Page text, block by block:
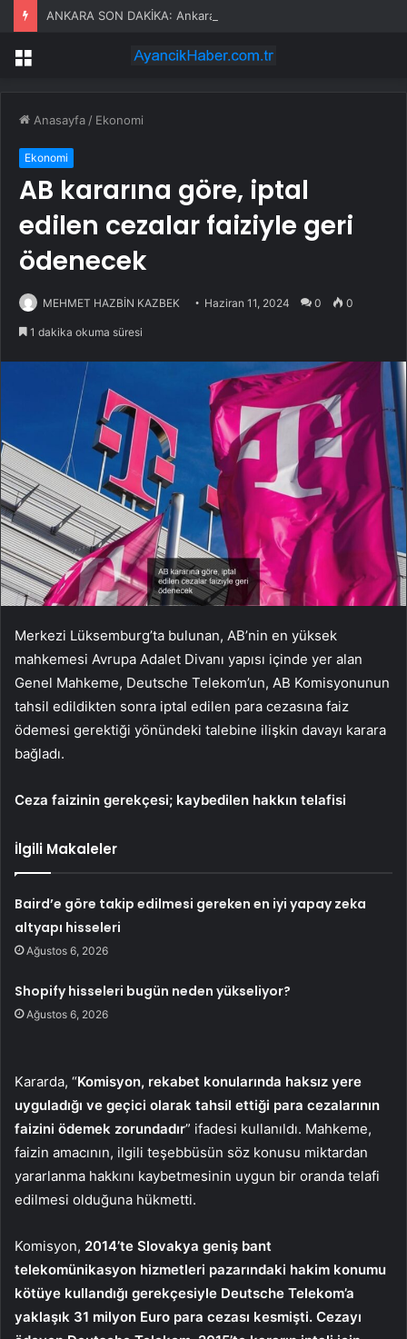
Menü
Anasayfa / Ekonomi
Ekonomi
AB kararına göre, iptal
edilen cezalar faiziyle geri
ödenecek
MEHMET HAZBİN KAZBEK Haziran 11, 2024 0 0
1 dakika okuma süresi
Merkezi Lüksemburg’ta bulunan, AB’nin en yüksek
mahkemesi Avrupa Adalet Divanı yapısı içinde yer alan
Genel Mahkeme, Deutsche Telekom’un, AB Komisyonunun
tahsil edildikten sonra iptal edilen para cezasına faiz
ödemesi gerektiği yönündeki talebine ilişkin davayı karara
bağladı.
Ceza faizinin gerekçesi; kaybedilen hakkın telafisi
İlgili Makaleler
Baird’e göre takip edilmesi gereken en iyi yapay zeka
altyapı hisseleri
Ağustos 6, 2026
Shopify hisseleri bugün neden yükseliyor?
Ağustos 6, 2026
Kararda, “Komisyon, rekabet konularında haksız yere
uyguladığı ve geçici olarak tahsil ettiği para cezalarının
faizini ödemek zorundadır” ifadesi kullanıldı. Mahkeme,
faizin amacının, ilgili teşebbüsün söz konusu miktardan
yararlanma hakkını kaybetmesinin uygun bir oranda telafi
edilmesi olduğuna hükmetti.
Komisyon, 2014’te Slovakya geniş bant
telekomünikasyon hizmetleri pazarındaki hakim konumu
kötüye kullandığı gerekçesiyle Deutsche Telekom’a
yaklaşık 31 milyon Euro para cezası kesmişti. Cezayı